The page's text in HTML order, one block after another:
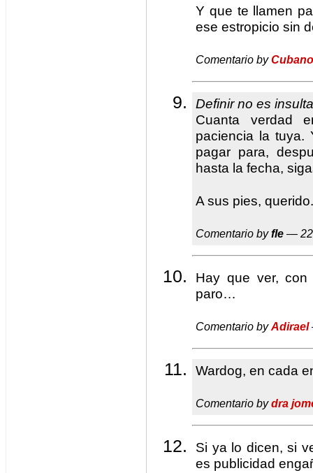
Y que te llamen
ese estropicio sin
Comentario byCubano
Definir no es
Cuanta verdad
paciencia la tuya.
pagar para,
hasta la fecha,
A sus pies, querido.
Comentario byfle — 22
Hay que ver,
paro…
Comentario byAdirael
Wardog, en cada
Comentario bydra
Si ya lo dicen, si
es publicidad